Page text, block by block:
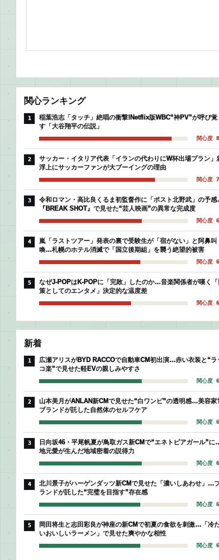
関心ランキング
1
稲葉浩志「タッチ」絶唱の衝撃!Netflix版WBC“神PV”が呼び覚
す「大谷翔平の伝説」
関心度
2
サッカー・イタリア代表「イランの代わりにW杯出場プラン」
浮上にサッカーファンが大ブーイングの理由
関心度
3
令和ロマン・高比良くるま初監督作に「ポスト北野武」の予
『BREAK SHOT』で見せた“芸人映画”の異常な完成度
関心度
4
嵐「ラストツアー」発表の裏で受験生が「宿がない」と阿鼻叫
喚…札幌のホテル消滅で「国立後期組」を襲う絶望的被害
関心度
5
なぜJ-POPはK-POPに「完敗」したのか…音楽関係者が嘆く
策としてのエンタメ」決定的な温度差
関心度
新着
1
広瀬アリスがBYD RACCOで自動車CM初出演…赤い衣装と“ラ
コ楽”で見せた軽EVの親しみやすさ
関心度
2
山本美月がANLAN新CMで見せた“白ワンピ”の透明感…美容家
ブランドが託した自然体のセルフケア
関心度
3
日向坂46・平尾帆夏が鳥取ガス新CMで“エネトピアガール”に
地元愛が生んだ地域密着の説得力
関心度
4
北川景子がハーゲンダッツ新CMで見せた「濃いしあわせ」…
ランドが託した“完璧を目指す”存在感
関心度
5
岡田将生と志田彩良が神座の新CMで初夏の食欲を刺激…「冷
いおいしいラーメン」で見せた爽やかな相性
関心度